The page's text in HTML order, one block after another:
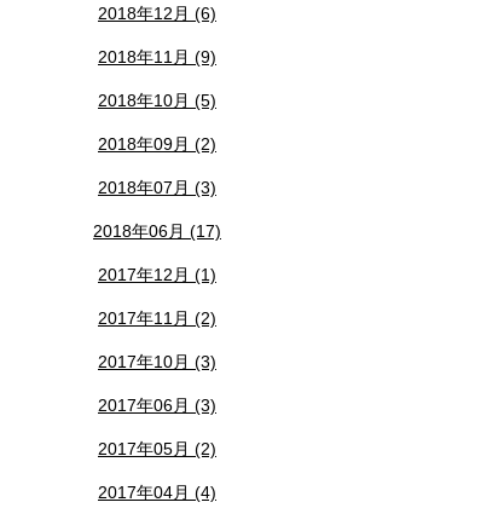
2018年12月 (6)
2018年11月 (9)
2018年10月 (5)
2018年09月 (2)
2018年07月 (3)
2018年06月 (17)
2017年12月 (1)
2017年11月 (2)
2017年10月 (3)
2017年06月 (3)
2017年05月 (2)
2017年04月 (4)